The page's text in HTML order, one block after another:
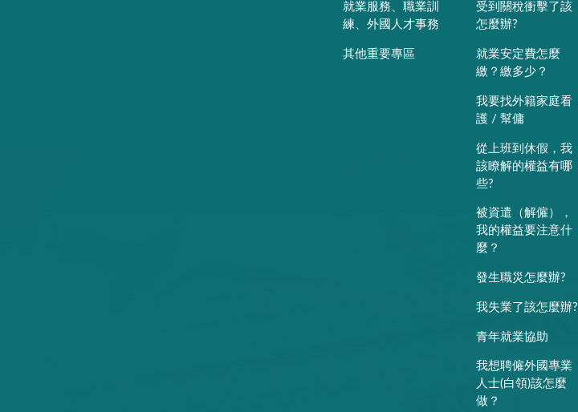
就業服務、職業訓
練、外國人才事務
其他重要專區
受到關稅衝擊了該
怎麼辦?
就業安定費怎麼
繳？繳多少？
我要找外籍家庭看
護 / 幫傭
從上班到休假，我
該瞭解的權益有哪
些?
被資遣（解僱），
我的權益要注意什
麼？
發生職災怎麼辦?
我失業了該怎麼辦?
青年就業協助
我想聘僱外國專業
人士(白領)該怎麼
做？